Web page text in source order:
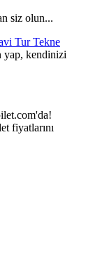
siz olun...
Tur Tekne
yap, kendinizi
fiyatlarını